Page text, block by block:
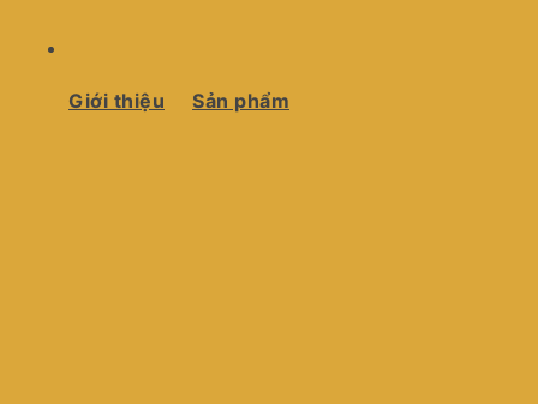
Giới thiệu Sản phẩm